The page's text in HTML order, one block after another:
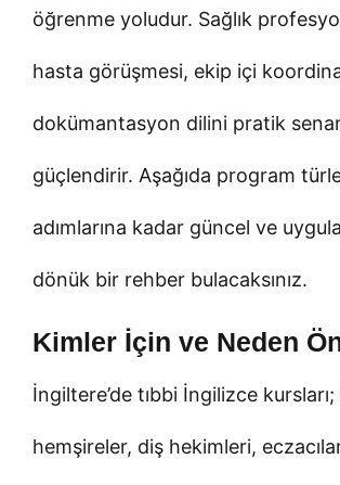
öğrenme yoludur. Sağlık
hasta görüşmesi, ekip içi
dokümantasyon dilini pratik
güçlendirir. Aşağıda program
adımlarına kadar güncel ve
dönük bir rehber bulacaksınız.
Kimler İçin ve Neden
İngiltere’de tıbbi İngilizce
hemşireler, diş hekimleri,